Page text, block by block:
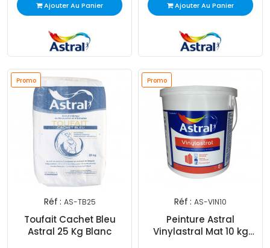
Ajouter Au Panier Ajouter Au Panier
Promo
Réf : AS-TB25
Toufait Cachet Bleu
Astral 25 Kg Blanc
Promo
Réf : AS-VIN10
Peinture Astral
Vinylastral Mat 10 kg